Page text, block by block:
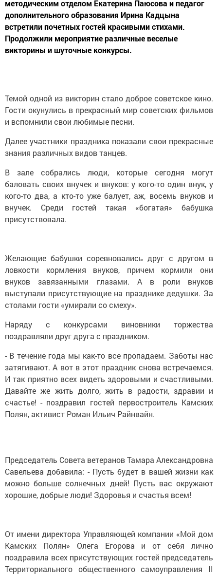
методическим отделом Екатерина Паюсова и педагог
дополнительного образования Ирина Кадцына
встретили почетных гостей красивыми стихами.
Продолжили мероприятие различные веселые
викторины и шуточные конкурсы.
Темой одной из викторин стало доброе советское кино.
Гости окунулись в прекрасный мир советских фильмов
и вспомнили свои любимые песни.
Далее участники праздника показали свои прекрасные
знания различных видов танцев.
В зале собрались люди, которые сегодня могут
баловать своих внучек и внуков: у кого-то один внук, у
кого-то два, а кто-то уже балует, аж, восемь внуков и
внучек. Среди гостей такая «богатая» бабушка
присутствовала.
Желающие бабушки соревновались друг с другом в
ловкости кормления внуков, причем кормили они
внуков завязанными глазами. А в роли внуков
выступали присутствующие на празднике дедушки. За
столами гости «умирали со смеху».
Наряду с конкурсами виновники торжества
поздравляли друг друга с праздником.
- В течение года мы как-то все пропадаем. Заботы нас
затягивают. А вот в этот праздник снова встречаемся.
И так приятно всех видеть здоровыми и счастливыми.
Давайте же жить долго, жить в радости, здравии и
счастье! - поздравил гостей первостроитель Камских
Полян, активист Роман Ильич Райнвайн.
Председатель Совета ветеранов Тамара Александровна
Савельева добавила: - Пусть будет в вашей жизни как
можно больше солнечных дней! Пусть вас окружают
хорошие, добрые люди! Здоровья и счастья всем!
От имени директора Управляющей компании «Мой дом
Камских Полян» Олега Егорова и от себя лично
поздравила всех присутствующих гостей председатель
Территориального общественного самоуправления II